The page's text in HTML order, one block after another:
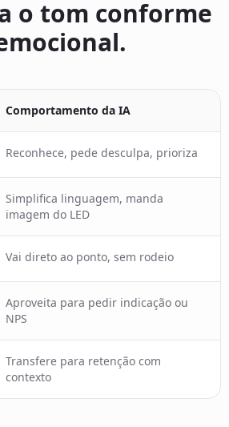
o tom conforme
Comportamento da IA
Reconhece, pede desculpa, prioriza
Simplifica linguagem, manda
imagem do LED
Vai direto ao ponto, sem rodeio
Aproveita para pedir indicação ou
NPS
Transfere para retenção com
contexto